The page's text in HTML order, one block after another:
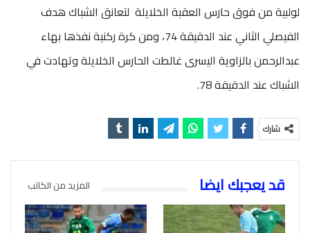
لولبية من فوق حارس العقبة الخلايلة لتعانق الشباك هدف
الفيصلي الثاني عند الدقيقة 74، ومن كرة ركنية نفذها بهاء
عبدالرحمن بالزاوية اليسرى غالطت الحارس الخلايلة وتهادت في
الشباك عند الدقيقة 78.
شارك
قد يعجبك ايضا المزيد من الكاتب